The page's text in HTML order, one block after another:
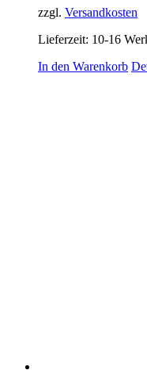
zzgl. Versandkosten
Lieferzeit: 10-16
In den Warenkorb